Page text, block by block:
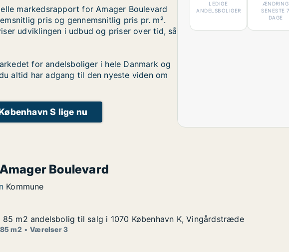
markedsrapport for Amager Boulevard
pris og gennemsnitlig pris pr. m².
udviklingen i udbud og priser over tid, så
for andelsboliger i hele Danmark og
altid har adgang til den nyeste viden om
S lige nu
LEDIGE
ANDELSBOLIGER
ÆNDRING
SENESTE 7
DAGE
Boulevard
Kommune
København K, Vingårdstræde
til salg i 1070 København K, Vingårdstræde
85 m2 andelsbolig til salg i 1070 København K, Vingårdstræde
85 m2 andelsbolig til salg i 1070 København K, Vingårdstræde
m2 Værelser 3